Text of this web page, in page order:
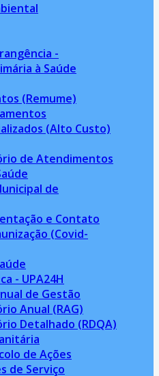
-
à Saúde
(Remume)
(Alto Custo)
de Atendimentos
de
e Contato
(Covid-
- UPA24H
de Gestão
Anual (RAG)
Detalhado (RDQA)
de Ações
de Serviço